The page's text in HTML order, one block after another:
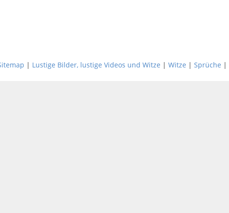
| Lustige Bilder, lustige Videos und Witze | Witze | Sprüche |